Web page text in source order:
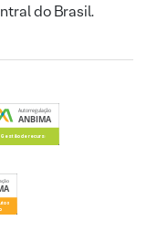
do Brasil.